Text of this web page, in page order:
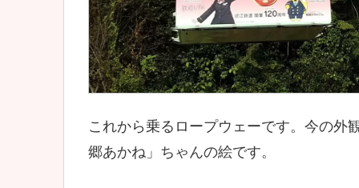
これから乗るロープウェーです。今の
郷あかね」ちゃんの絵です。